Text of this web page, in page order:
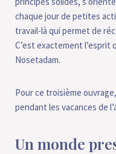
chaque jour de petites
travail-là qui permet de
C’est exactement
Nosetadam.
Pour ce troisième
pendant les vacances de
Un monde